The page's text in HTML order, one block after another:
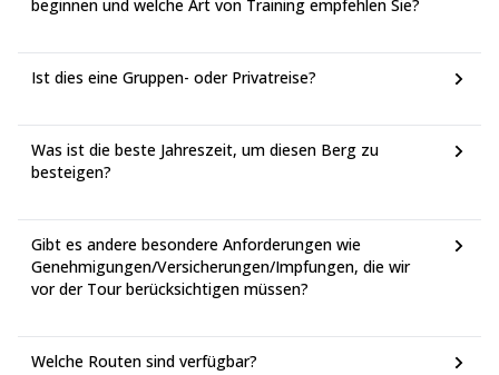
beginnen und welche Art von Training empfehlen Sie?
Ist dies eine Gruppen- oder Privatreise?
Was ist die beste Jahreszeit, um diesen Berg zu
besteigen?
Gibt es andere besondere Anforderungen wie
Genehmigungen/Versicherungen/Impfungen, die wir
vor der Tour berücksichtigen müssen?
Welche Routen sind verfügbar?